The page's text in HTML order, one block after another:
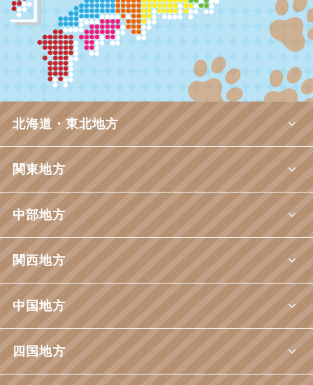
北海道・東北地方
関東地方
中部地方
関西地方
中国地方
四国地方